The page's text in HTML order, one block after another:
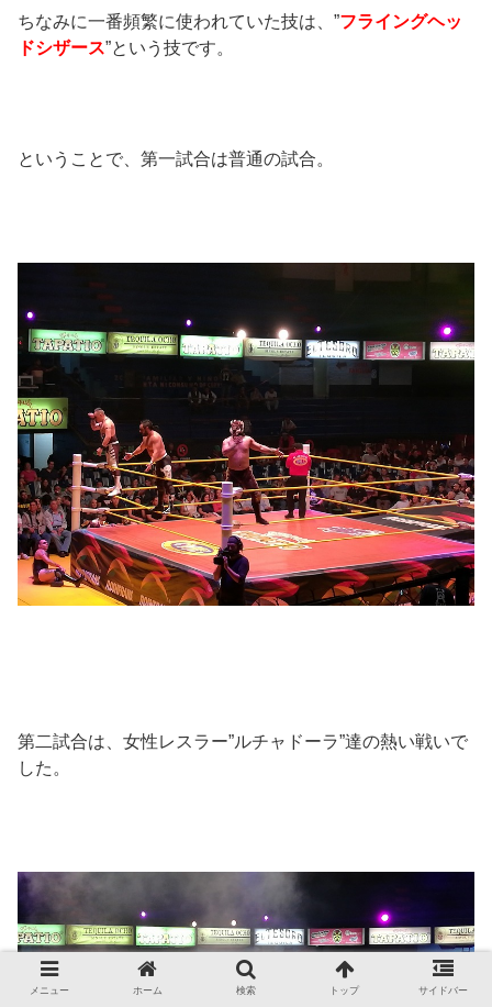
ちなみに一番頻繁に使われていた技は、”フライングヘッ
ドシザース”という技です。
ということで、第一試合は普通の試合。
第二試合は、女性レスラー”ルチャドーラ”達の熱い戦いで
した。
メニュー ホーム 検索 トップ サイドバー